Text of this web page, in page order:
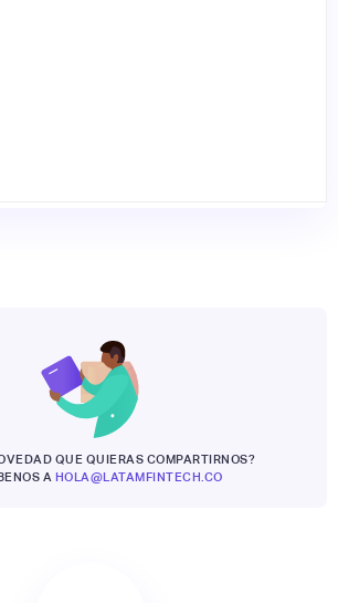
QUE QUIERAS COMPARTIRNOS?
A HOLA@LATAMFINTECH.CO